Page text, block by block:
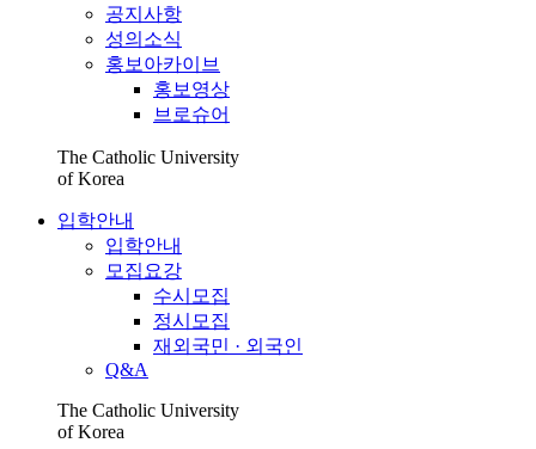
공지사항
성의소식
홍보아카이브
홍보영상
브로슈어
The Catholic University
of Korea
입학안내
입학안내
모집요강
수시모집
정시모집
재외국민 · 외국인
Q&A
The Catholic University
of Korea